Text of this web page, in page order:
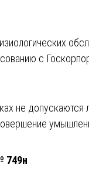
с
не
749н